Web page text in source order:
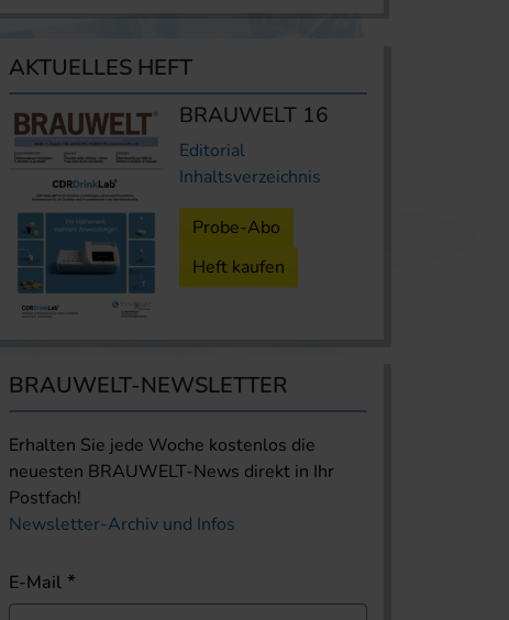
AKTUELLES HEFT
BRAUWELT 16
Editorial
Inhaltsverzeichnis
Probe-Abo
Heft kaufen
BRAUWELT-NEWSLETTER
Erhalten Sie jede Woche kostenlos die
neuesten BRAUWELT-News direkt in Ihr
Postfach!
Newsletter-Archiv und Infos
E-Mail